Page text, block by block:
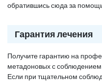
обратившись сюда за
Гарантия лечения
Получите гарантию на
метадоновых с
Если при тщательном